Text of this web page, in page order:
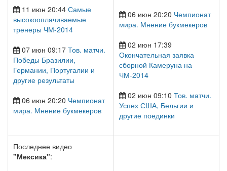
11 июн 20:44 Самые
высокооплачиваемые
тренеры ЧМ-2014
07 июн 09:17 Тов. матчи.
Победы Бразилии,
Германии, Португалии и
другие результаты
06 июн 20:20 Чемпионат
мира. Мнение букмекеров
06 июн 20:20 Чемпионат
мира. Мнение букмекеров
02 июн 17:39
Окончательная заявка
сборной Камеруна на
ЧМ-2014
02 июн 09:10 Тов. матчи.
Успех США, Бельгии и
другие поединки
Последнее видео
"Мексика":